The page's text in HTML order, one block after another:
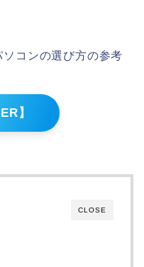
コンの選び方の参考
】
CLOSE